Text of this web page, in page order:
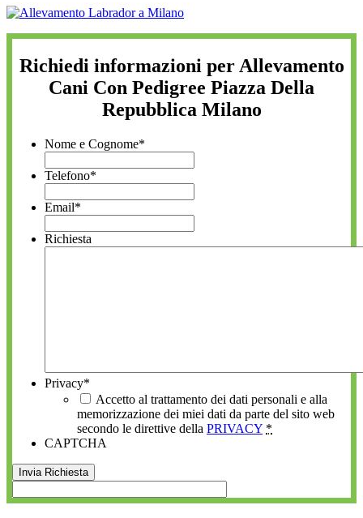
Richiedi informazioni per Allevamento
Cani Con Pedigree Piazza Della
Repubblica Milano
Nome e Cognome*
Telefono*
Email*
Richiesta
Privacy*
Accetto al trattamento dei dati personali e alla
memorizzazione dei miei dati da parte del sito web
secondo le direttive della PRIVACY *
CAPTCHA